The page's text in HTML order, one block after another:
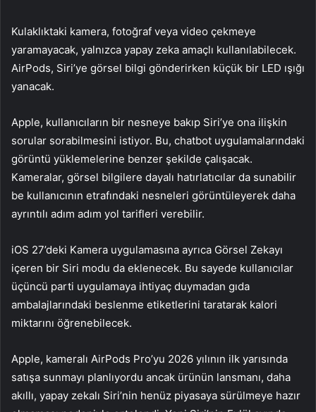
Kulaklıktaki kamera, fotoğraf veya video çekmeye
yaramayacak, yalnızca yapay zeka amaçlı kullanılabilecek.
AirPods, Siri’ye görsel bilgi gönderirken küçük bir LED ışığı
yanacak.
Apple, kullanıcıların bir nesneye bakıp Siri’ye ona ilişkin
sorular sorabilmesini istiyor. Bu, chatbot uygulamalarındaki
görüntü yüklemelerine benzer şekilde çalışacak.
Kameralar, görsel bilgilere dayalı hatırlatıcılar da sunabilir
be kullanıcının etrafındaki nesneleri görüntüleyerek daha
ayrıntılı adım adım yol tarifleri verebilir.
iOS 27’deki Kamera uygulamasına ayrıca Görsel Zekayı
içeren bir Siri modu da eklenecek. Bu sayede kullanıcılar
üçüncü parti uygulamaya ihtiyaç duymadan gıda
ambalajlarındaki beslenme etiketlerini taratarak kalori
miktarını öğrenebilecek.
Apple, kameralı AirPods Pro’yu 2026 yılının ilk yarısında
satışa sunmayı planlıyordu ancak ürünün lansmanı, daha
akıllı, yapay zekalı Siri’nin henüz piyasaya sürülmeye hazır